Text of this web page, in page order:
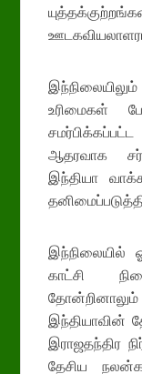
உரிமைகள்
ஆதரவாக
இந்தியா
இந்நிலையில்
காட்சி
இந்தியாவின்
இராஜதந்திர
தேசிய